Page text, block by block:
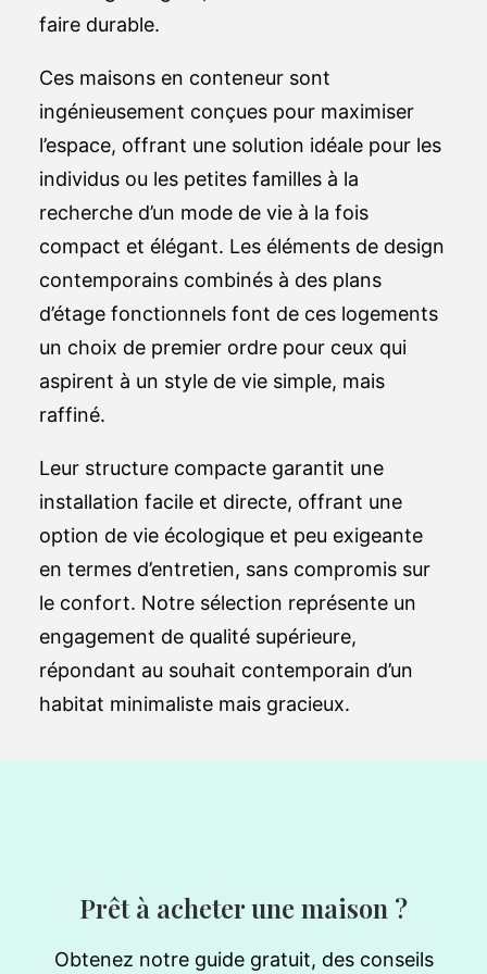
faire durable.
Ces maisons en conteneur sont
ingénieusement conçues pour maximiser
l’espace, offrant une solution idéale pour les
individus ou les petites familles à la
recherche d’un mode de vie à la fois
compact et élégant. Les éléments de design
contemporains combinés à des plans
d’étage fonctionnels font de ces logements
un choix de premier ordre pour ceux qui
aspirent à un style de vie simple, mais
raffiné.
Leur structure compacte garantit une
installation facile et directe, offrant une
option de vie écologique et peu exigeante
en termes d’entretien, sans compromis sur
le confort. Notre sélection représente un
engagement de qualité supérieure,
répondant au souhait contemporain d’un
habitat minimaliste mais gracieux.
Prêt à acheter une maison ?
Obtenez notre guide gratuit, des conseils